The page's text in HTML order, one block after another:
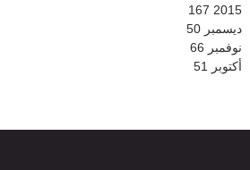
2015
167
ديسمبر 50
نوفمبر 66
أكتوبر 51